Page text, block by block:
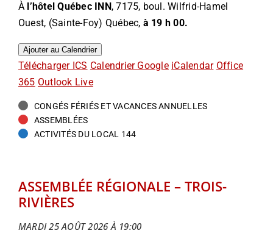
ASSEMBLÉE RÉGIONALE – TROIS-
RIVIÈRES
MARDI 25 AOÛT 2026 À 19:00
À l’hôtel Québec INN, 7175, boul. Wilfrid-Hamel
Ouest, (Sainte-Foy) Québec, à 19 h 00.
Ajouter au Calendrier
Télécharger ICS Calendrier Google iCalendar Office
365 Outlook Live
CONGÉS FÉRIÉS ET VACANCES ANNUELLES
ASSEMBLÉES
ACTIVITÉS DU LOCAL 144